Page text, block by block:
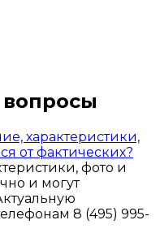
характеристики,
от фактических?
фото и
и могут
8 (495) 995-